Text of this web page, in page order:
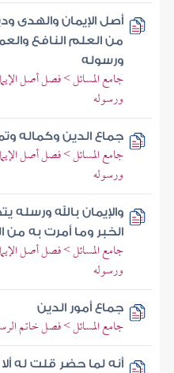
أصل الإيمان والهدى
من العلم النافع
ورسوله
جامع المسائل > فصل أصل
ورسوله
جماع الدين وكماله
جامع المسائل > فصل أصل
ورسوله
والإيمان بالله
الخبر وما أمرت به من
جامع المسائل > فصل أصل
ورسوله
جماع أمور الدين
جامع المسائل > فصل خاتم
أنه لما حضر قلت له